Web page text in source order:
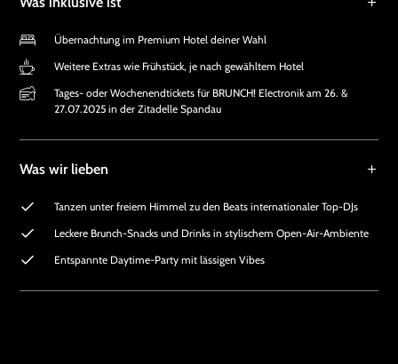
Übernachtung im Premium Hotel deiner Wahl
Weitere Extras wie Frühstück, je nach gewähltem Hotel
Tages- oder Wochenendtickets für BRUNCH! Electronik am 26. &
27.07.2025 in der Zitadelle Spandau
Was wir lieben
Tanzen unter freiem Himmel zu den Beats internationaler Top-DJs
Leckere Brunch-Snacks und Drinks in stylischem Open-Air-Ambiente
Entspannte Daytime-Party mit lässigen Vibes